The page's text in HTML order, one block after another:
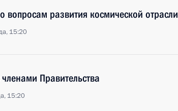
вопросам развития космической отрасли
15:20
Правительства
15:20